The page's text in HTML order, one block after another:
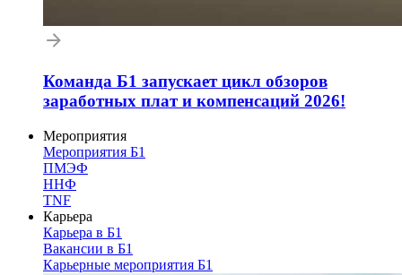
Команда Б1 запускает цикл обзоров
заработных плат и компенсаций 2026!
Мероприятия
Мероприятия Б1
ПМЭФ
ННФ
TNF
Карьера
Карьера в Б1
Вакансии в Б1
Карьерные мероприятия Б1